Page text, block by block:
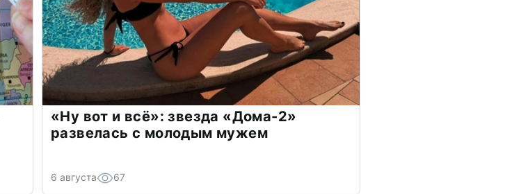
«Ну вот и всё»: звезда «Дома-2»
развелась с молодым мужем
6 августа 67